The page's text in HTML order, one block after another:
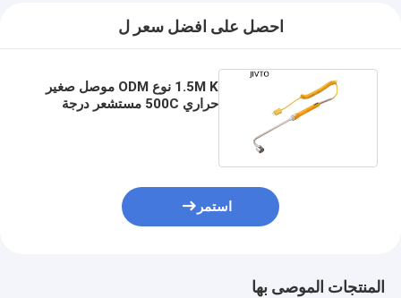
احصل على افضل سعر ل
1.5M K نوع ODM موصل صغير
حراري 500C مستشعر درجة
استمر
المنتجات الموصى بها